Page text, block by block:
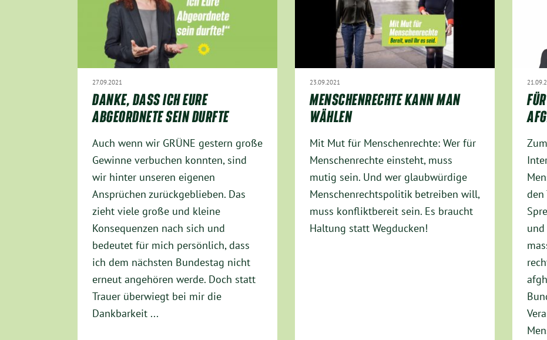
27.09.2021
DANKE, DASS ICH EURE
ABGEORDNETE SEIN DURFTE
Auch wenn wir GRÜNE gestern große
Gewinne verbuchen konnten, sind
wir hinter unseren eigenen
Ansprüchen zurückgeblieben. Das
zieht viele große und kleine
Konsequenzen nach sich und
bedeutet für mich persönlich, dass
ich dem nächsten Bundestag nicht
erneut angehören werde. Doch statt
Trauer überwiegt bei mir die
Dankbarkeit ...
23.09.2021
MENSCHENRECHTE KANN MAN
WÄHLEN
Mit Mut für Menschenrechte: Wer für
Menschenrechte einsteht, muss
mutig sein. Und wer glaubwürdige
Menschenrechtspolitik betreiben will,
muss konfliktbereit sein. Es braucht
Haltung statt Wegducken!
den